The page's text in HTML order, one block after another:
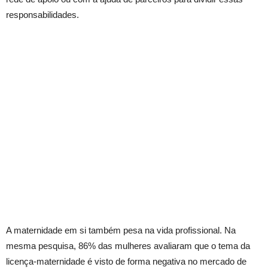
responsabilidades.
A maternidade em si também pesa na vida profissional. Na
mesma pesquisa, 86% das mulheres avaliaram que o tema da
licença-maternidade é visto de forma negativa no mercado de